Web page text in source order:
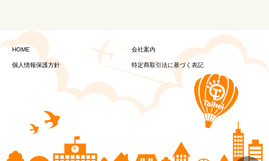
HOME 会社案内
個人情報保護方針 特定商取引法に基づく表記